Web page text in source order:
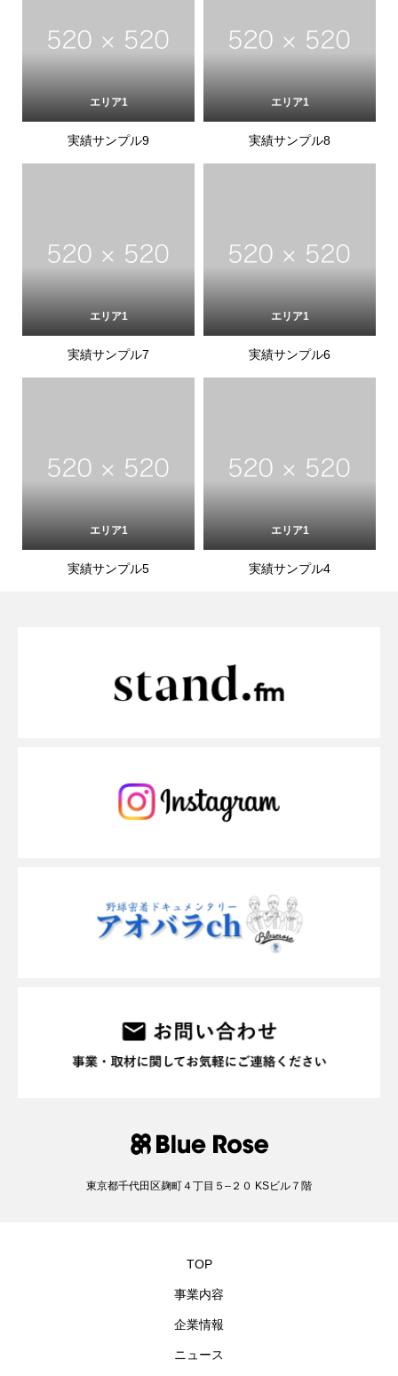
エリア1
実績サンプル9
エリア1
実績サンプル8
エリア1
実績サンプル7
エリア1
実績サンプル6
エリア1
実績サンプル5
エリア1
実績サンプル4
東京都千代⽥区麹町４丁⽬５–２０ KSビル７階
TOP
事業内容
企業情報
ニュース